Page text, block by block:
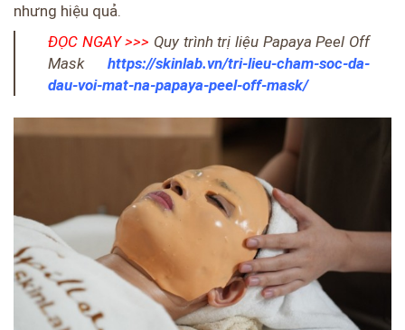
nhưng hiệu quả.
ĐỌC NGAY >>> Quy trình trị liệu Papaya Peel Off
Mask https://skinlab.vn/tri-lieu-cham-soc-da-
dau-voi-mat-na-papaya-peel-off-mask/